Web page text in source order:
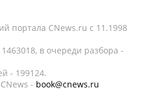
портала CNews.ru c 11.1998
в очереди разбора -
- 199124.
- book@cnews.ru